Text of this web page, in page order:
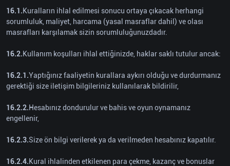
16.1.Kuralların ihlal edilmesi sonucu ortaya çıkacak herhangi
sorumluluk, maliyet, harcama (yasal masraflar dahil) ve olası
masrafları karşılamak sizin sorumluluğunuzdadır.
16.2.Kullanım koşulları ihlal ettiğinizde, haklar saklı tutulur ancak:
16.2.1.Yaptığınız faaliyetin kurallara aykırı olduğu ve durdurmanız
gerektiği size iletişim bilgileriniz kullanılarak bildirilir,
16.2.2.Hesabınız dondurulur ve bahis ve oyun oynamanız
engellenir,
16.2.3.Size ön bilgi verilerek ya da verilmeden hesabınız kapatılır.
16.2.4.Kural ihlalinden etkilenen para çekme, kazanç ve bonuslar